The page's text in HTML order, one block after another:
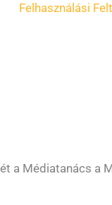
Felhasználási
a Médiatanács a